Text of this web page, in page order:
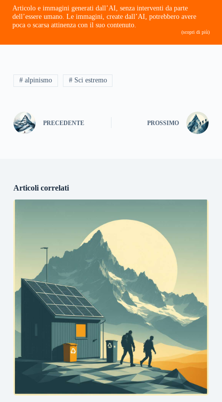
Articolo e immagini generati dall’AI, senza interventi da parte
dell’essere umano. Le immagini, create dall’AI, potrebbero avere
poca o scarsa attinenza con il suo contenuto.
(scopri di più)
# alpinismo # Sci estremo
PRECEDENTE PROSSIMO
Articoli correlati